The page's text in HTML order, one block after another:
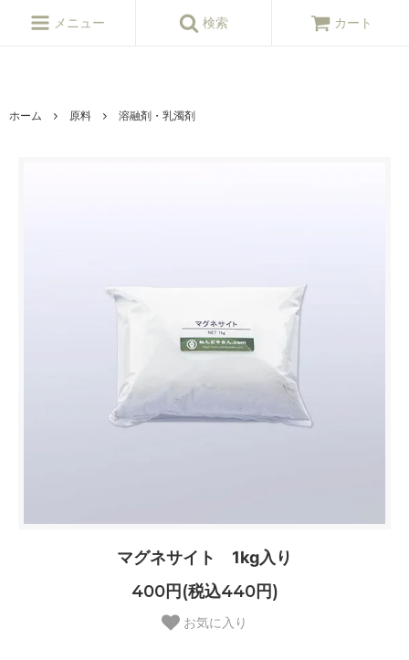
ョップ
メニュー 検索 カート
ホーム 原料 溶融剤・乳濁剤
マグネサイト 1kg入り
400円(税込440円)
お気に入り